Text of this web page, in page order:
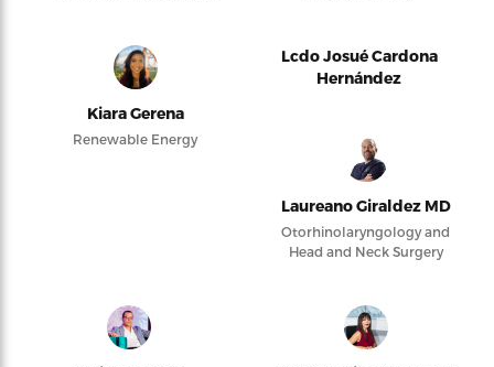
Kiara Gerena
Renewable Energy
Lcdo Josué Cardona
Hernández
Laureano Giraldez MD
Otorhinolaryngology and
Head and Neck Surgery